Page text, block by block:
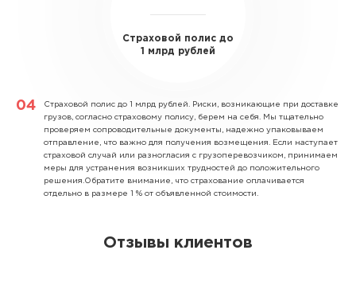
Страховой полис до
1 млрд рублей
Страховой полис до 1 млрд рублей. Риски, возникающие при доставке
грузов, согласно страховому полису, берем на себя. Мы тщательно
проверяем сопроводительные документы, надежно упаковываем
отправление, что важно для получения возмещения. Если наступает
страховой случай или разногласия с грузоперевозчиком, принимаем
меры для устранения возникших трудностей до положительного
решения.Обратите внимание, что страхование оплачивается
отдельно в размере 1 % от объявленной стоимости.
Отзывы клиентов